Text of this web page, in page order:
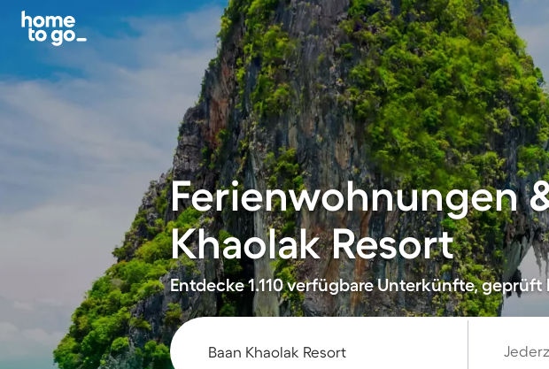
Ferienwohnungen
Khaolak Resort
Entdecke 1.110 verfügbare Unterkünfte,